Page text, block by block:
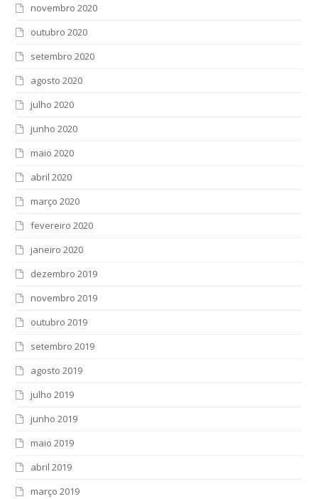
novembro 2020
outubro 2020
setembro 2020
agosto 2020
julho 2020
junho 2020
maio 2020
abril 2020
março 2020
fevereiro 2020
janeiro 2020
dezembro 2019
novembro 2019
outubro 2019
setembro 2019
agosto 2019
julho 2019
junho 2019
maio 2019
abril 2019
março 2019